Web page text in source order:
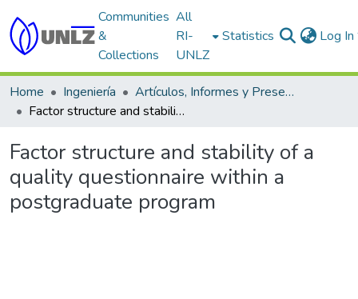
Communities
&
Collections
All
RI-
UNLZ
Statistics Log In
Home Ingeniería
Artículos, Informes y Presentaciones en Congresos
Factor structure and stability of a quality questionnaire within a postgraduate program
Factor structure and stability of a
quality questionnaire within a
postgraduate program